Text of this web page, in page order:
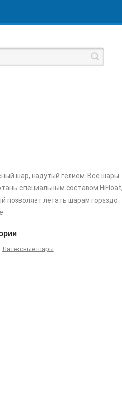
шар, надутый гелием. Все шары
специальным составом HiFloat,
позволяет летать шарам гораздо
Латексные шары